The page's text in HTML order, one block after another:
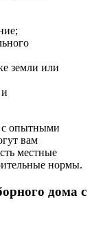
земли или
с опытными
вам
местные
нормы.
дома с